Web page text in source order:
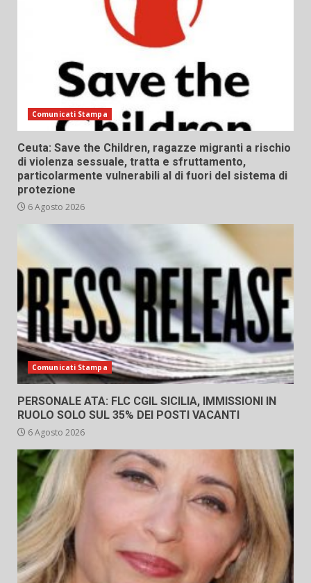
Comunicati Stampa
Ceuta: Save the Children, ragazze migranti a rischio
di violenza sessuale, tratta e sfruttamento,
particolarmente vulnerabili al di fuori del sistema di
protezione
6 Agosto 2026
Comunicati Stampa
PERSONALE ATA: FLC CGIL SICILIA, IMMISSIONI IN
RUOLO SOLO SUL 35% DEI POSTI VACANTI
6 Agosto 2026